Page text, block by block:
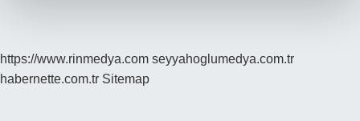
https://www.rinmedya.com seyyahoglumedya.com.tr
habernette.com.tr Sitemap